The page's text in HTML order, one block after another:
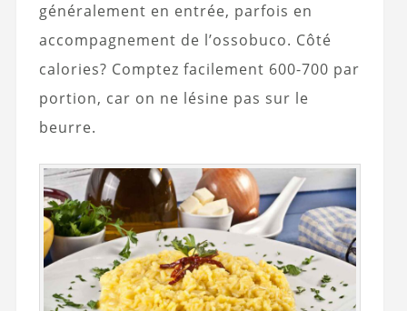
généralement en entrée, parfois en
accompagnement de l’ossobuco. Côté
calories? Comptez facilement 600-700 par
portion, car on ne lésine pas sur le
beurre.